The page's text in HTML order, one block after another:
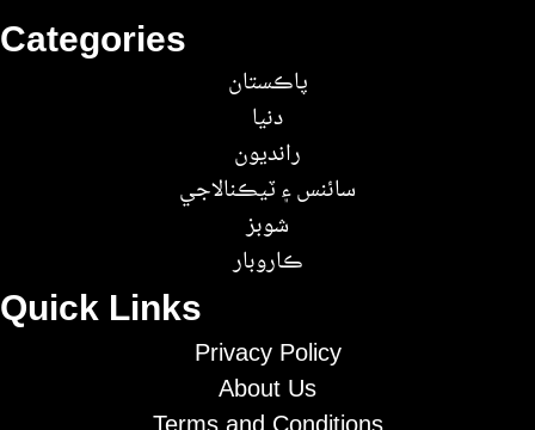
Quick Links
Privacy Policy
About Us
Terms and Conditions
Categories
پاڪستان
دنيا
رانديون
سائنس ۽ ٽيڪنالاجي
شوبز
ڪاروبار